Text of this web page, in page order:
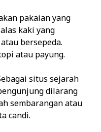
pakaian yang
kaki yang
bersepeda.
atau payung.
situs sejarah
dilarang
sembarangan atau
candi.